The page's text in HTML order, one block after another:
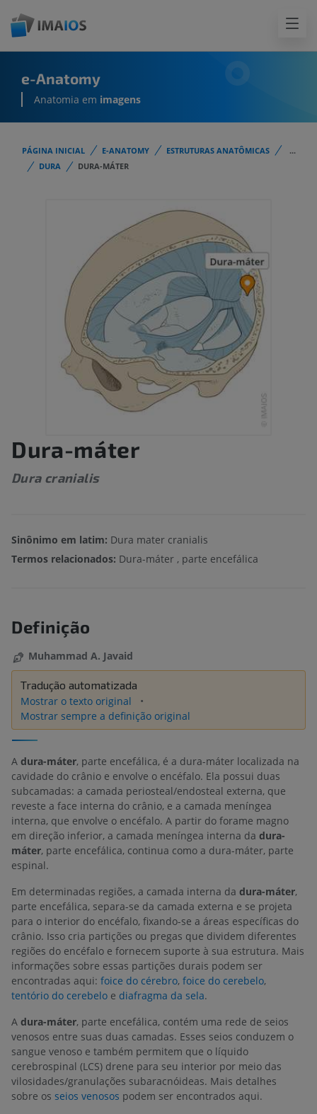
e-Anatomy
Anatomia em imagens
PÁGINA INICIAL E-ANATOMY ESTRUTURAS ANATÔMICAS
...
DURA
DURA-MÁTER
Dura-máter
Dura cranialis
Sinônimo em latim: Dura mater cranialis
Termos relacionados: Dura-máter , parte encefálica
Definição
Muhammad A. Javaid
Tradução automatizada
Mostrar o texto original
Mostrar sempre a definição original
A dura-máter, parte encefálica, é a dura-máter localizada na
cavidade do crânio e envolve o encéfalo. Ela possui duas
subcamadas: a camada periosteal/endosteal externa, que
reveste a face interna do crânio, e a camada meníngea
interna, que envolve o encéfalo. A partir do forame magno
em direção inferior, a camada meníngea interna da dura-
máter, parte encefálica, continua como a dura-máter, parte
espinal.
Em determinadas regiões, a camada interna da dura-máter,
parte encefálica, separa-se da camada externa e se projeta
para o interior do encéfalo, fixando-se a áreas específicas do
crânio. Isso cria partições ou pregas que dividem diferentes
regiões do encéfalo e fornecem suporte à sua estrutura. Mais
informações sobre essas partições durais podem ser
encontradas aqui: foice do cérebro, foice do cerebelo,
tentório do cerebelo e diafragma da sela.
A dura-máter, parte encefálica, contém uma rede de seios
venosos entre suas duas camadas. Esses seios conduzem o
sangue venoso e também permitem que o líquido
cerebrospinal (LCS) drene para seu interior por meio das
vilosidades/granulações subaracnóideas. Mais detalhes
sobre os seios venosos podem ser encontrados aqui.